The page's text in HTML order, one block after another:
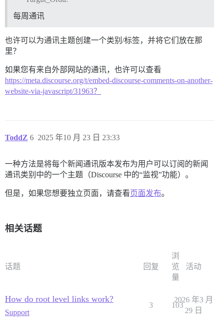
每周通讯
也许可以为通讯主题创建一个类别/标签，并将它们放在那
里？
如果您有来自外部网站的通讯，也许可以查看
https://meta.discourse.org/t/embed-discourse-comments-on-another-
website-via-javascript/31963？
ToddZ 2025 年10 月 23 日 23:33
6
一种方法是将每个新闻通讯版本发布为用户可以订阅的新闻
通讯类别中的一个主题（Discourse 中的“监视”功能）。
但是，如果您想要独立页面，请查看页面发布。
相关话题
话题 回复
浏
览
量
活动
How do root level links work?
Support
3 103
2026 年3 月
29 日